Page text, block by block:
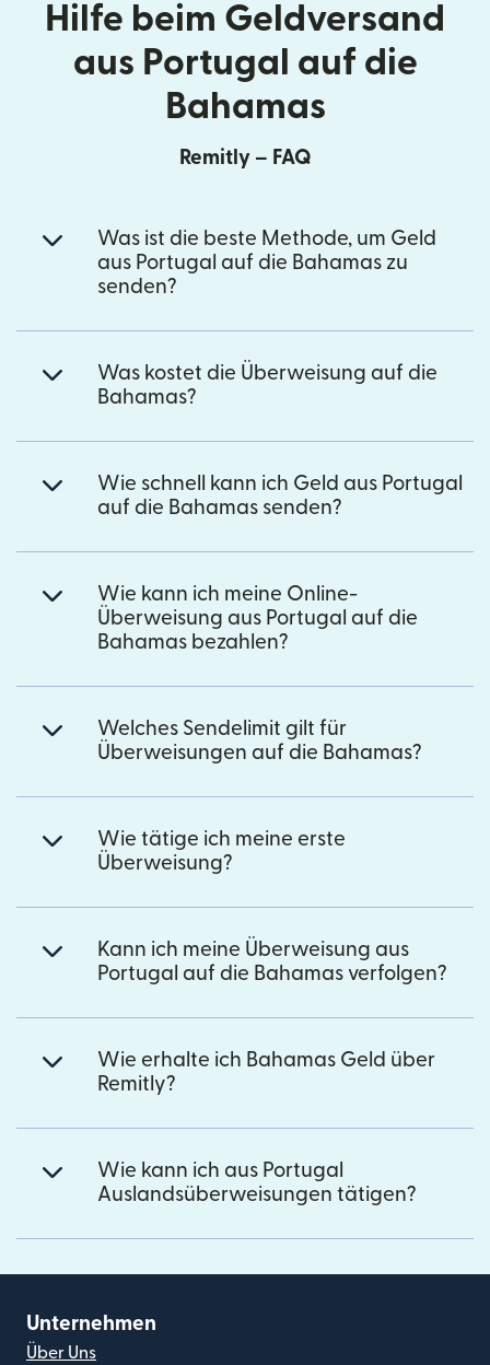
Hilfe beim Geldversand
aus Portugal auf die
Bahamas
Remitly – FAQ
Was ist die beste Methode, um Geld
aus Portugal auf die Bahamas zu
senden?
Was kostet die Überweisung auf die
Bahamas?
Wie schnell kann ich Geld aus Portugal
auf die Bahamas senden?
Wie kann ich meine Online-
Überweisung aus Portugal auf die
Bahamas bezahlen?
Welches Sendelimit gilt für
Überweisungen auf die Bahamas?
Wie tätige ich meine erste
Überweisung?
Kann ich meine Überweisung aus
Portugal auf die Bahamas verfolgen?
Wie erhalte ich Bahamas Geld über
Remitly?
Wie kann ich aus Portugal
Auslandsüberweisungen tätigen?
Unternehmen
Über Uns